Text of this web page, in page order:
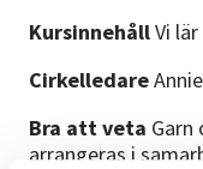
KursinnehållVi
Cirkelledare
Bra att veta Garn
arrangeras i